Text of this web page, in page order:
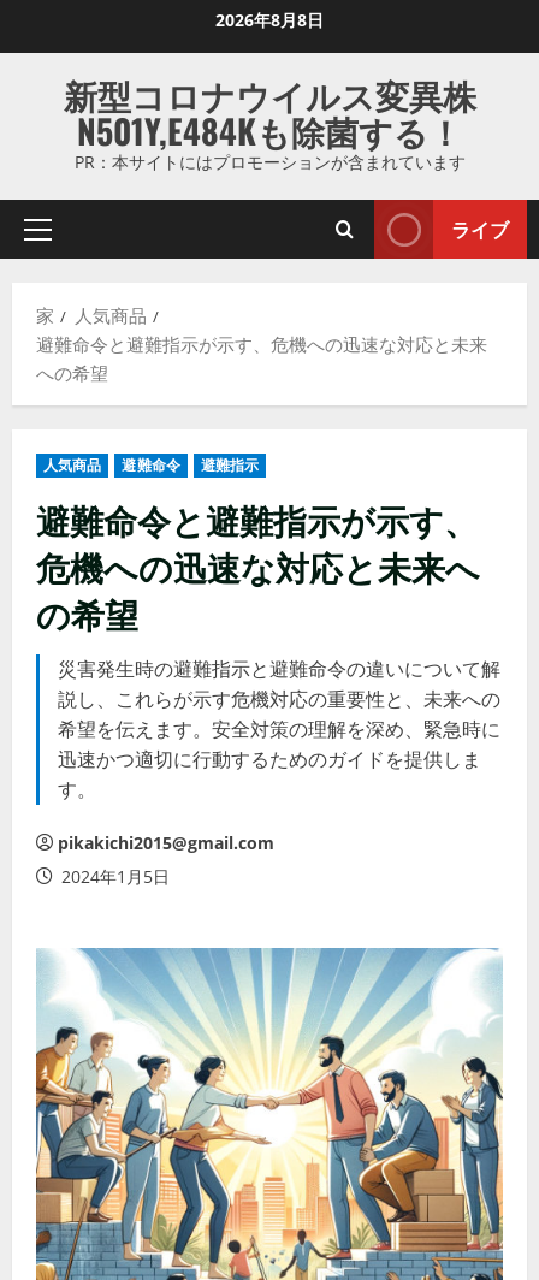
ス
ッ
2026年8月8日
新型コロナウイルス変異株
N501Y,E484Kも除菌する！
PR：本サイトにはプロモーションが含まれています
プ
マ
リ
メ
ー
ライブ
家
人気商品
避難命令と避難指示が示す、危機への迅速な対応と未来
への希望
人気商品 避難命令 避難指示
避難命令と避難指示が示す、
危機への迅速な対応と未来へ
の希望
災害発生時の避難指示と避難命令の違いについて解
説し、これらが示す危機対応の重要性と、未来への
希望を伝えます。安全対策の理解を深め、緊急時に
迅速かつ適切に行動するためのガイドを提供しま
す。
pikakichi2015@gmail.com
2024年1月5日